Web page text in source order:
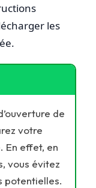
les
de
votre
En effet, en
vous évitez
potentielles.